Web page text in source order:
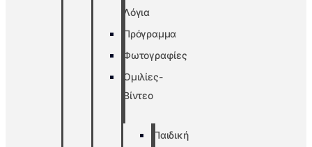
Λόγια
Πρόγραμμα
Φωτογραφίες
Ομιλίες-
Βίντεο
Παιδική